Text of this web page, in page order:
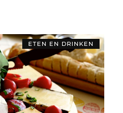
ETEN EN DRINKEN